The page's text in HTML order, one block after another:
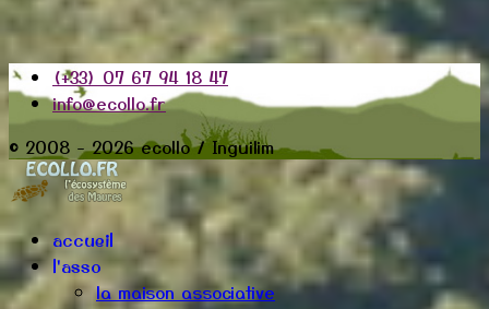
(+33) 07 67 94 18 47
info@ecollo.fr
© 2008 - 2026 ecollo / Inguilim
accueil
l'asso
la maison associative